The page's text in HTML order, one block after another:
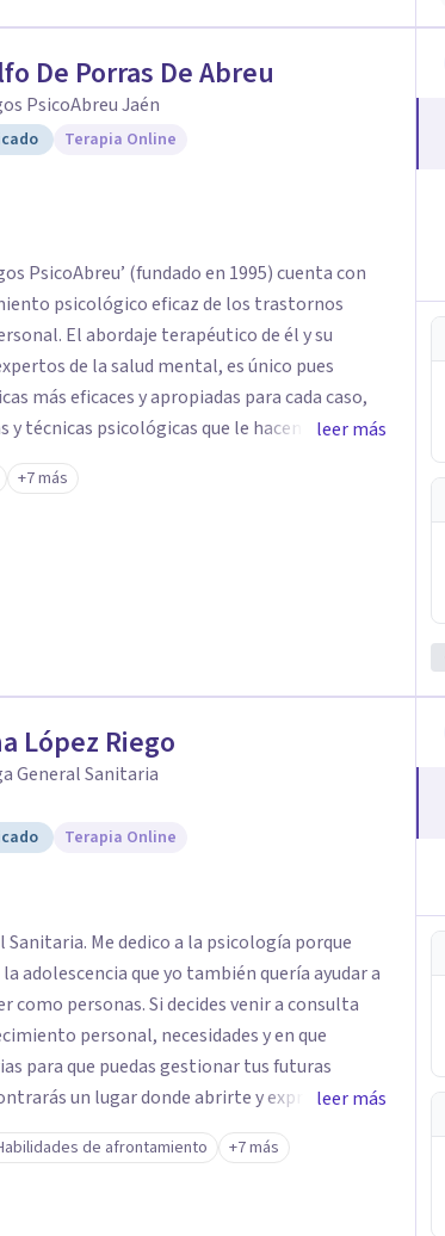
De Porras De Abreu
PsicoAbreu Jaén
Terapia Online
PsicoAbreu’ (fundado en 1995) cuenta con
psicológico eficaz de los trastornos
de él y su
de la salud mental, es único pues
más eficaces y apropiadas para cada caso,
y técnicas psicológicas que le hacen un equipo
de Porras hace énfasis en la
que trae a la persona a consulta sino
leer más
+7 más
López Riego
General Sanitaria
Terapia Online
Me dedico a la psicología porque
adolescencia que yo también quería ayudar a
como personas. Si decides venir a consulta
personal, necesidades y en que
para que puedas gestionar tus futuras
un lugar donde abrirte y expresarte sin
conocerte, solucionar tus heridas y trabajar
leer más
de afrontamiento +7 más